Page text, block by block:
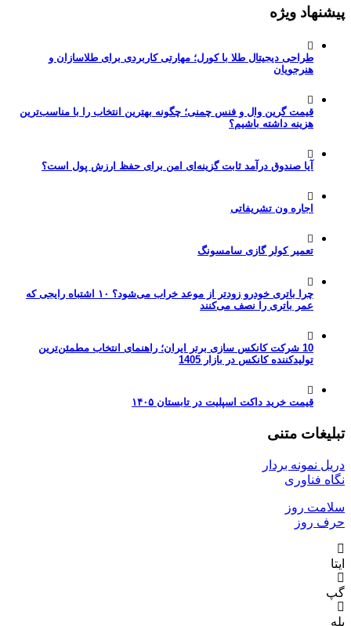
پیشنهاد ویژه
طراحی دیجیتال طلا با کورل؛ مهارتی کاربردی برای طلاسازان و
هنرجویان
قیمت گرین وال و فنس چمنی؛ چگونه بهترین انتخاب را با مناسب‌ترین
هزینه داشته باشیم؟
آیا صندوق درآمد ثابت گزینه‌ای امن برای حفظ ارزش پول است؟
اجاره ون تشریفاتی
تعمیر کولر گازی سامسونگ
چرا باتری خودرو زودتر از موعد خراب می‌شود؟ ۱۰ اشتباه رایجی که
عمر باتری را نصف می‌کنند
10 شرکت کانکس سازی برتر ایران؛ راهنمای انتخاب مطمئن‌ترین
تولیدکننده کانکس در بازار 1405
قیمت خرید داکت اسپلیت در تابستان ۱۴۰۵
تبلیغات متنی
دریل نمونه بردار
نگاه فناوری
سلامت روز
حرف روز
ایتا
گپ
بله